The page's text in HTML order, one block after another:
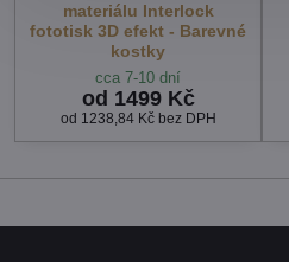
materiálu Interlock
fototisk 3D efekt - Barevné
kostky
cca 7-10 dní
od 1499 Kč
od 1238,84 Kč bez DPH